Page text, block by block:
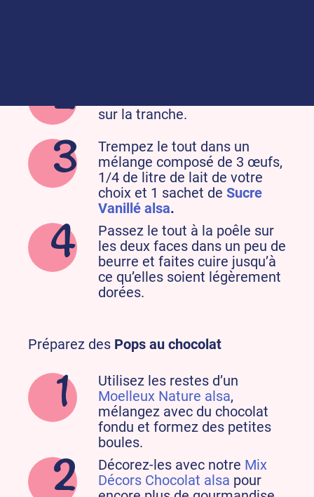
sur la tranche.
Trempez le tout dans un
mélange composé de 3 œufs,
1/4 de litre de lait de votre
choix et 1 sachet de Sucre
Vanillé alsa.
Passez le tout à la poêle sur
les deux faces dans un peu de
beurre et faites cuire jusqu’à
ce qu’elles soient légèrement
dorées.
Préparez des Pops au chocolat
Utilisez les restes d’un
Moelleux Nature alsa,
mélangez avec du chocolat
fondu et formez des petites
boules.
Décorez-les avec notre Mix
Décors Chocolat alsa pour